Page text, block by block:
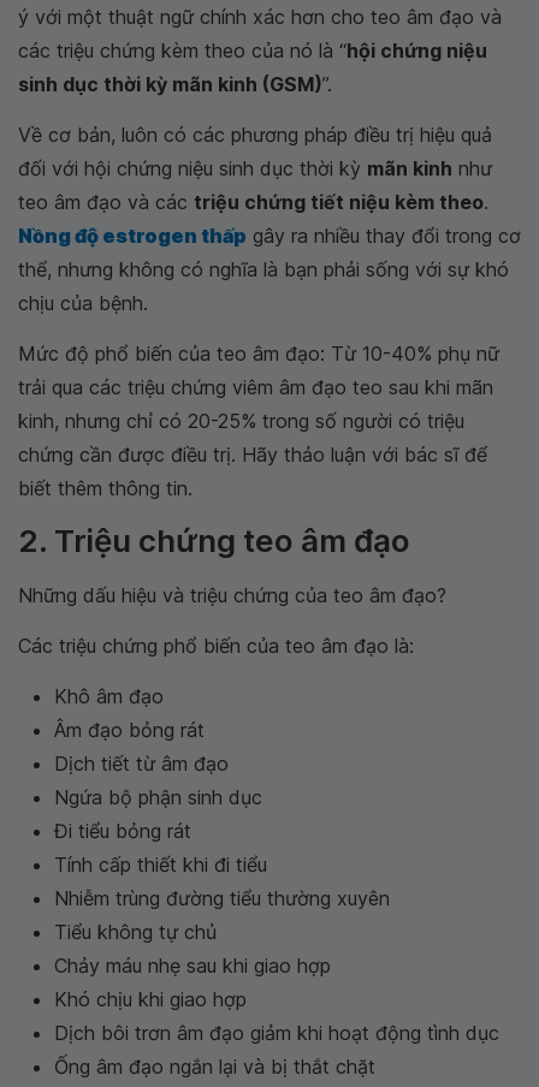
ý với một thuật ngữ chính xác hơn cho teo âm đạo và
các triệu chứng kèm theo của nó là “hội chứng niệu
sinh dục thời kỳ mãn kinh (GSM)”.
Về cơ bản, luôn có các phương pháp điều trị hiệu quả
đối với hội chứng niệu sinh dục thời kỳ mãn kinh như
teo âm đạo và các triệu chứng tiết niệu kèm theo.
Nồng độ estrogen thấp gây ra nhiều thay đổi trong cơ
thể, nhưng không có nghĩa là bạn phải sống với sự khó
chịu của bệnh.
Mức độ phổ biến của teo âm đạo: Từ 10-40% phụ nữ
trải qua các triệu chứng viêm âm đạo teo sau khi mãn
kinh, nhưng chỉ có 20-25% trong số người có triệu
chứng cần được điều trị. Hãy thảo luận với bác sĩ để
biết thêm thông tin.
2. Triệu chứng teo âm đạo
Những dấu hiệu và triệu chứng của teo âm đạo?
Các triệu chứng phổ biến của teo âm đạo là:
Khô âm đạo
Âm đạo bỏng rát
Dịch tiết từ âm đạo
Ngứa bộ phận sinh dục
Đi tiểu bỏng rát
Tính cấp thiết khi đi tiểu
Nhiễm trùng đường tiểu thường xuyên
Tiểu không tự chủ
Chảy máu nhẹ sau khi giao hợp
Khó chịu khi giao hợp
Dịch bôi trơn âm đạo giảm khi hoạt động tình dục
Ống âm đạo ngắn lại và bị thắt chặt